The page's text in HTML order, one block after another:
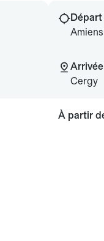
Départ
Amiens
Arrivée
Cergy
À partir